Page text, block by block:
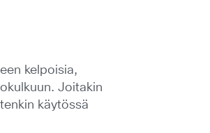
kelpoisia,
Joitakin
käytössä